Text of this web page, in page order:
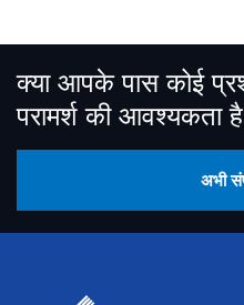
क्या आपके पास कोई
परामर्श की आवश्यकता
अभी